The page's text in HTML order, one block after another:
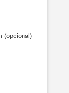
(opcional)